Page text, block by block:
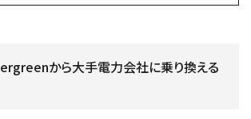
から大手電力会社に乗り換える